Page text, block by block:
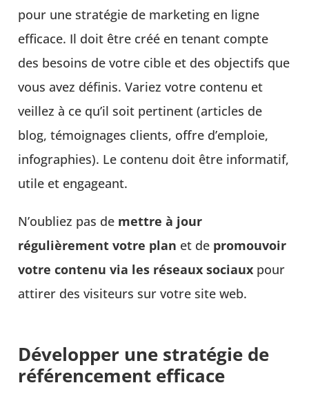
pour une stratégie de marketing en ligne
efficace. Il doit être créé en tenant compte
des besoins de votre cible et des objectifs que
vous avez définis. Variez votre contenu et
veillez à ce qu’il soit pertinent (articles de
blog, témoignages clients, offre d’emploie,
infographies). Le contenu doit être informatif,
utile et engageant.
N’oubliez pas de mettre à jour
régulièrement votre plan et de promouvoir
votre contenu via les réseaux sociaux pour
attirer des visiteurs sur votre site web.
Développer une stratégie de
référencement efficace